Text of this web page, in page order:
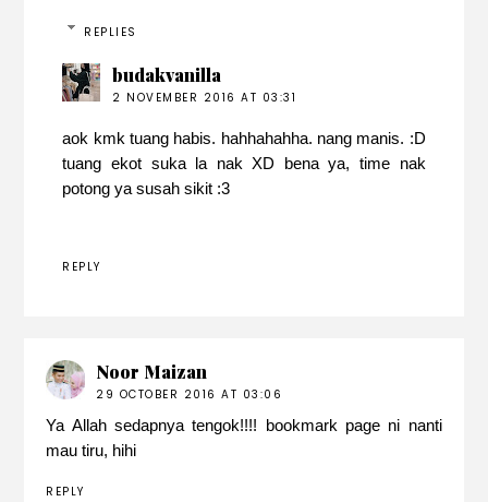
REPLIES
budakvanilla
2 NOVEMBER 2016 AT 03:31
aok kmk tuang habis. hahhahahha. nang manis. :D
tuang ekot suka la nak XD bena ya, time nak
potong ya susah sikit :3
REPLY
Noor Maizan
29 OCTOBER 2016 AT 03:06
Ya Allah sedapnya tengok!!!! bookmark page ni nanti
mau tiru, hihi
REPLY